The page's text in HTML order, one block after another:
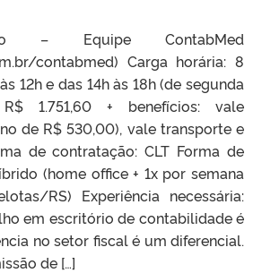
– Equipe ContabMed
contabmed) Carga horária: 8
12h e das 14h às 18h (de segunda
1.751,60 + benefícios: vale
de R$ 530,00), vale transporte e
de contratação: CLT Forma de
(home office + 1x por semana
RS) Experiência necessária:
em escritório de contabilidade é
no setor fiscal é um diferencial.
de […]